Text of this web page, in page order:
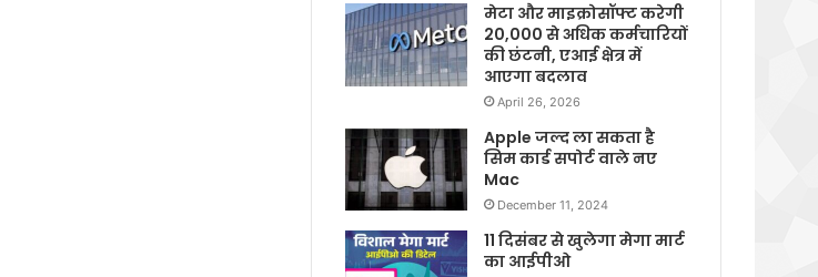
मेटा और माइक्रोसॉफ्ट करेगी
20,000 से अधिक कर्मचारियों
की छंटनी, एआई क्षेत्र में
आएगा बदलाव
April 26, 2026
Apple जल्द ला सकता है
सिम कार्ड सपोर्ट वाले नए
Mac
December 11, 2024
11 दिसंबर से खुलेगा मेगा मार्ट
का आईपीओ